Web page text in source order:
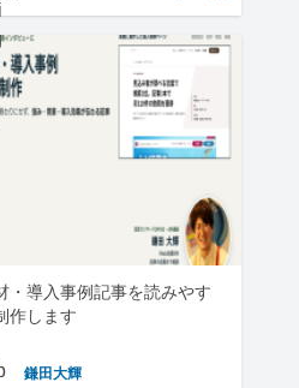
・導入事例記事を読みやす
作します
鎌田大輝